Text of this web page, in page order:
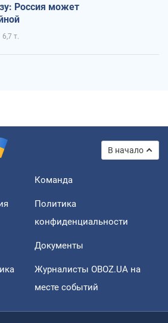
Россия может
6,7 т.
В начало
Команда
Политика
конфиденциальности
Документы
Журналисты OBOZ.UA на
месте событий